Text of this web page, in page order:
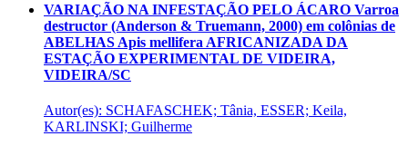
VARIAÇÃO NA INFESTAÇÃO PELO ÁCARO Varroa
destructor (Anderson & Truemann, 2000) em colônias de
ABELHAS Apis mellifera AFRICANIZADA DA
ESTAÇÃO EXPERIMENTAL DE VIDEIRA,
VIDEIRA/SC
Autor(es): SCHAFASCHEK; Tânia, ESSER; Keila,
KARLINSKI; Guilherme